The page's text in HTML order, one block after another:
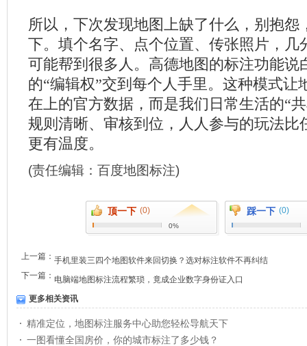
所以，下次发现地图上缺了什么，别抱怨
下。填个名字、点个位置、传张照片，几
可能帮到很多人。高德地图的标注功能说
的“编辑权”交到每个人手里。这种模式让
在上的官方数据，而是我们日常生活的“
规则清晰、审核到位，人人参与的玩法比
更有温度。
(责任编辑： 百度地图标注)
顶一下 (0)
0%
踩一下 (0)
上一篇： 手机里装三四个地图软件来回切换？选对标注软件不再纠结
下一篇： 电脑端地图标注流程繁琐，竟成企业数字身份证入口
更多相关资讯
精准定位，地图标注服务中心助您轻松导航天下
一图看懂全国房价，你的城市标注了多少钱？